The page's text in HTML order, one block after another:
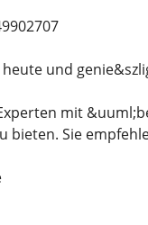
und
mit
bieten. Sie